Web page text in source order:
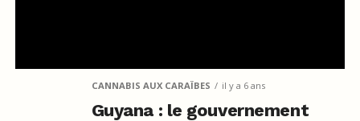
CANNABIS AUX CARAÏBES il y a 6 ans
Guyana : le gouvernement